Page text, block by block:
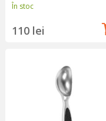
În stoc
110 lei